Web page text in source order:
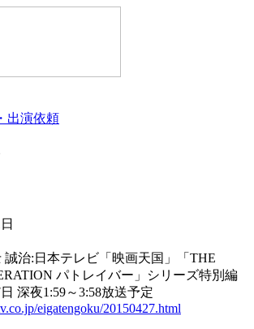
誠治:日本テレビ「映画天国」「THE
パトレイバー」シリーズ特別編
深夜1:59～3:58放送予定
eigatengoku/20150427.html